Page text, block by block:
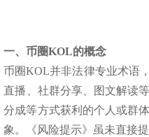
一、币圈KOL的概念
币圈KOL并非法律专业术语
直播、社群分享、图文解读
分成等方式获利的个人或群
象。《风险提示》虽未直接